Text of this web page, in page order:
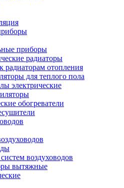
приборы
радиаторы
радиаторам отопления
для теплого пола
электрические
обогреватели
воздуховодов
вытяжные